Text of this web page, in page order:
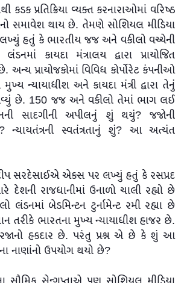
કડક પ્રતિક્રિયા વ્યક્ત કરનારાઓમાં વરિષ્ઠ
સમાવેશ થાય છે. તેમણે સોશિયલ મીડિયા
હતું કે ભારતીય જજ અને વકીલો વચ્ચેની
લંડનમાં કાયદા મંત્રાલય દ્વારા પ્રાયોજિત
અન્ય પ્રાયોજકોમાં વિવિધ કોર્પોરેટ કંપનીઓ
ન્યાયાધીશ અને કાયદા મંત્રી દ્વારા તેનું
છે. 150 જજ અને વકીલો તેમાં ભાગ લઈ
સાદગીની અપીલનું શું થયું? જજોની
ન્યાયતંત્રની સ્વતંત્રતાનું શું? આ અત્યંત
સરદેસાઈએ એક્સ પર લખ્યું હતું કે રસપ્રદ
રાજધાનીમાં ઉનાળો ચાલી રહ્યો છે
લંડનમાં બેડમિન્ટન ટુર્નામેન્ટ રમી રહ્યા છે
તરીકે ભારતના મુખ્ય ન્યાયાધીશ હાજર છે.
રજાનો હકદાર છે. પરંતુ પ્રશ્ન એ છે કે શું આ
નાણાંનો ઉપયોગ થયો છે?